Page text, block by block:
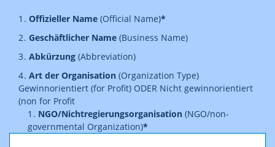
Offizieller Name (Official Name)*
Geschäftlicher Name (Business Name)
Abkürzung (Abbreviation)
Art der Organisation (Organization Type)
Gewinnorientiert (for Profit) ODER Nicht gewinnorientiert
(non for Profit
NGO/Nichtregierungsorganisation (NGO/non-
governmental Organization)*